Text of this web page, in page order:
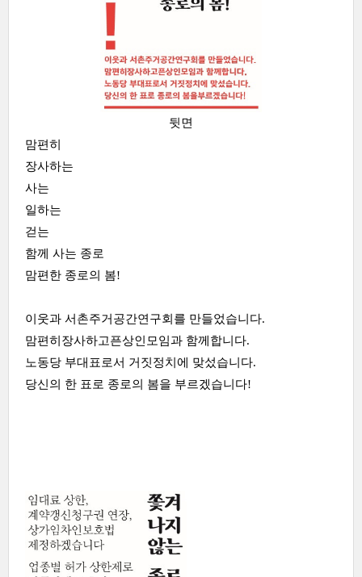
뒷면
맘편히
장사하는
사는
일하는
걷는
함께 사는 종로
맘편한 종로의 봄!
이웃과 서촌주거공간연구회를 만들었습니다.
맘편히장사하고픈상인모임과 함께합니다.
노동당 부대표로서 거짓정치에 맞섰습니다.
당신의 한 표로 종로의 봄을 부르겠습니다!